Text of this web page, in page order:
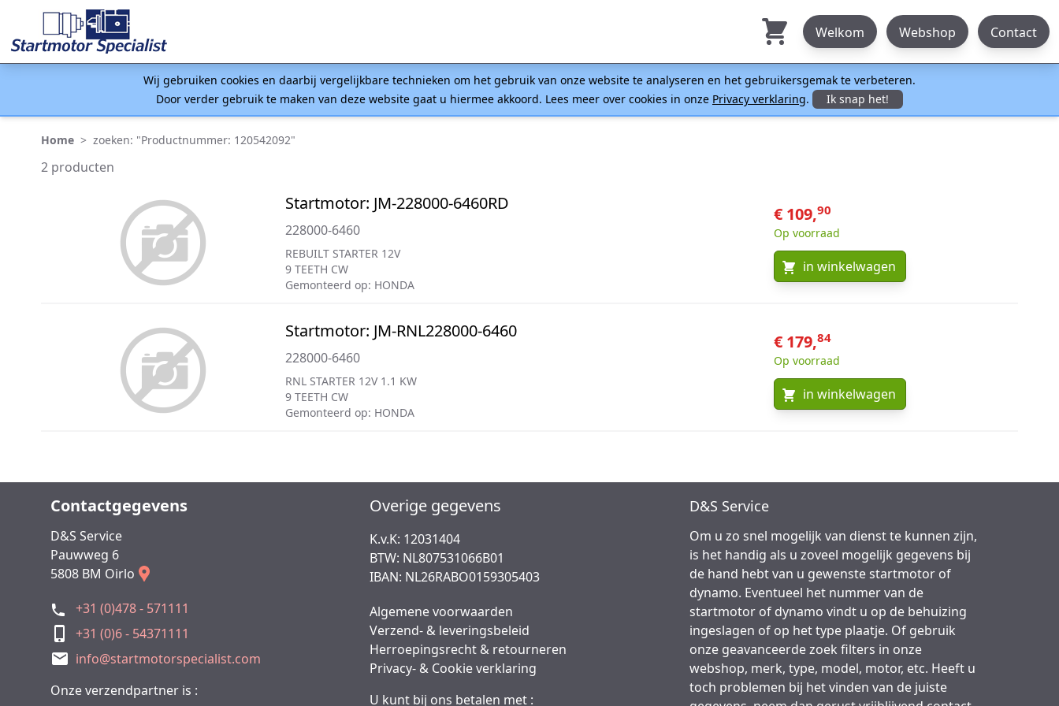
Welkom Webshop Contact
Wij gebruiken cookies en daarbij vergelijkbare technieken om het gebruik van onze website te analyseren en het gebruikersgemak te verbeteren.
Door verder gebruik te maken van deze website gaat u hiermee akkoord. Lees meer over cookies in onze Privacy verklaring. Ik snap het!
Home > zoeken: "Productnummer: 120542092"
2 producten
Startmotor: JM-228000-6460RD
228000-6460
REBUILT STARTER 12V
9 TEETH CW
Gemonteerd op: HONDA
€ 109,90
Op voorraad
in winkelwagen
Startmotor: JM-RNL228000-6460
228000-6460
RNL STARTER 12V 1.1 KW
9 TEETH CW
Gemonteerd op: HONDA
€ 179,84
Op voorraad
in winkelwagen
Contactgegevens
D&S Service
Pauwweg 6
5808 BM Oirlo
+31 (0)478 - 571111
+31 (0)6 - 54371111
info@startmotorspecialist.com
Onze verzendpartner is :
Overige gegevens
K.v.K: 12031404
BTW: NL807531066B01
IBAN: NL26RABO0159305403
Algemene voorwaarden
Verzend- & leveringsbeleid
Herroepingsrecht & retourneren
Privacy- & Cookie verklaring
U kunt bij ons betalen met :
D&S Service
Om u zo snel mogelijk van dienst te kunnen zijn,
is het handig als u zoveel mogelijk gegevens bij
de hand hebt van u gewenste startmotor of
dynamo. Eventueel het nummer van de
startmotor of dynamo vindt u op de behuizing
ingeslagen of op het type plaatje. Of gebruik
onze geavanceerde zoek filters in onze
webshop, merk, type, model, motor, etc. Heeft u
toch problemen bij het vinden van de juiste